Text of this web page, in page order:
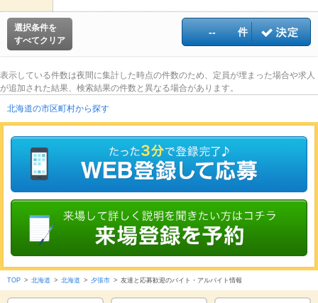
選択条件を
すべてクリア
-- 件
表示している件数は夜間に集計した時点の件数のため、定員が埋まった場合や求人
が追加された結果、検索結果の件数と異なる場合があります。
北海道の市区町村から探す
TOP > 北海道 > 北海道 > 夕張市 > 友達と応募歓迎のバイト・アルバイト情報